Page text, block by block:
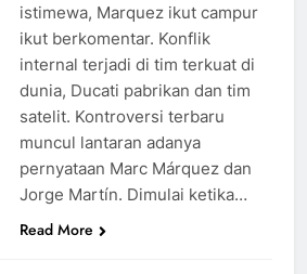
istimewa, Marquez ikut campur
ikut berkomentar. Konflik
internal terjadi di tim terkuat di
dunia, Ducati pabrikan dan tim
satelit. Kontroversi terbaru
muncul lantaran adanya
pernyataan Marc Márquez dan
Jorge Martín. Dimulai ketika…
Read More